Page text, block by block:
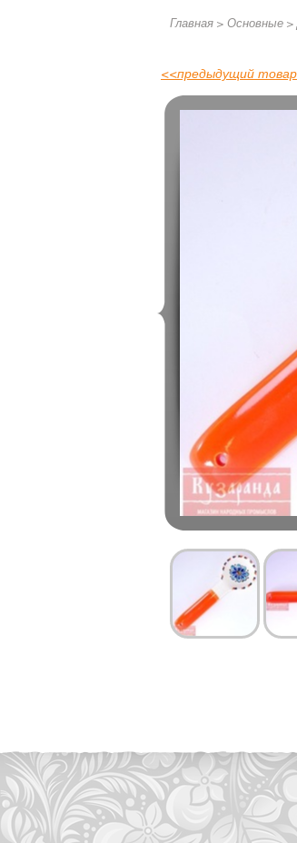
Главная > Основные >
<<предыдущий товар